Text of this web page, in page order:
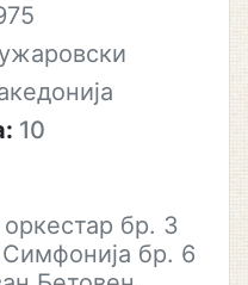
10
бр. 3
бр. 6